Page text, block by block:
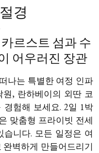
경
르스트 섬과 수
어우러진 장관
나는 특별한 여정 인파
, 란하베이의 외딴 코
험해 보세요. 2일 1박
맞춤형 프라이빗 전세
니다. 모든 일정은 여
벽하게 만들어드리기